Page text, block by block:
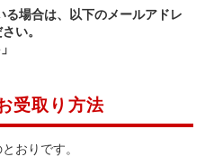
場合は、以下のメールアドレ
い。
受取り方法
おりです。